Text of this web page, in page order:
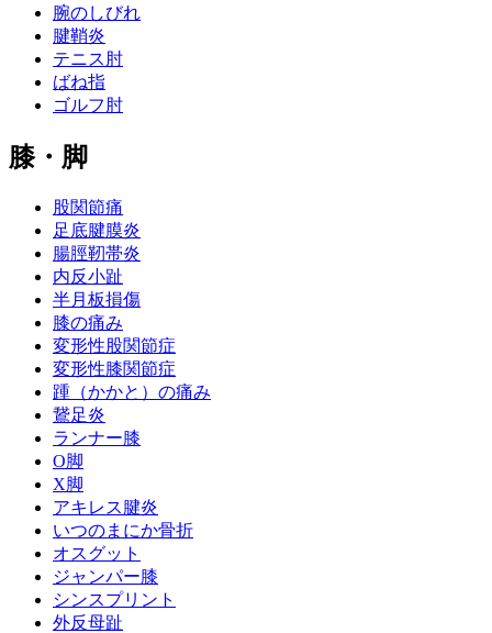
腕のしびれ
腱鞘炎
テニス肘
ばね指
ゴルフ肘
膝・脚
股関節痛
足底腱膜炎
腸脛靭帯炎
内反小趾
半月板損傷
膝の痛み
変形性股関節症
変形性膝関節症
踵（かかと）の痛み
鵞足炎
ランナー膝
O脚
X脚
アキレス腱炎
いつのまにか骨折
オスグット
ジャンパー膝
シンスプリント
外反母趾